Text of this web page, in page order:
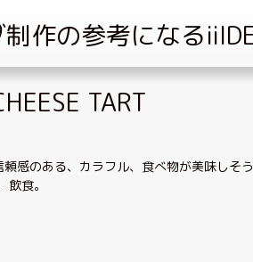
TART
頼感のある、 カラフル、 食べ物が美味しそう
飲食。